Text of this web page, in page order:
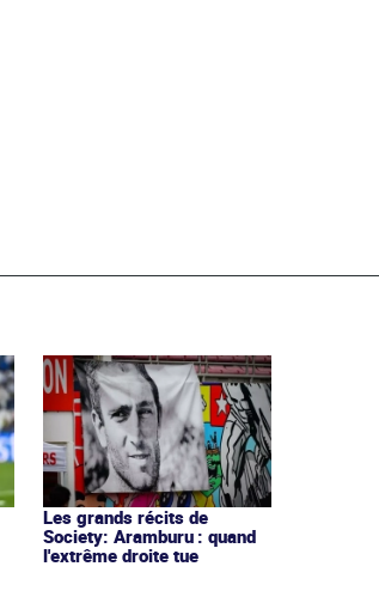
Les grands récits de
Society: Aramburu : quand
l'extrême droite tue